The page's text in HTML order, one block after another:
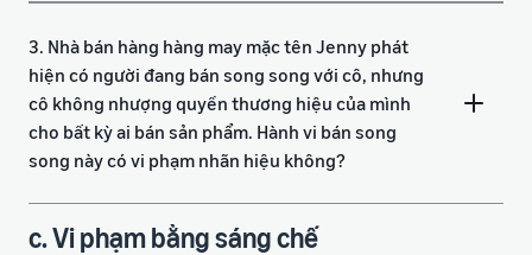
3. Nhà bán hàng hàng may mặc tên Jenny phát
hiện có người đang bán song song với cô, nhưng
cô không nhượng quyền thương hiệu của mình
cho bất kỳ ai bán sản phẩm. Hành vi bán song
song này có vi phạm nhãn hiệu không?
c. Vi phạm bằng sáng chế